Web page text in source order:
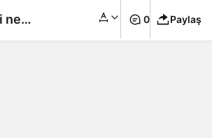
ne 0 Paylaş